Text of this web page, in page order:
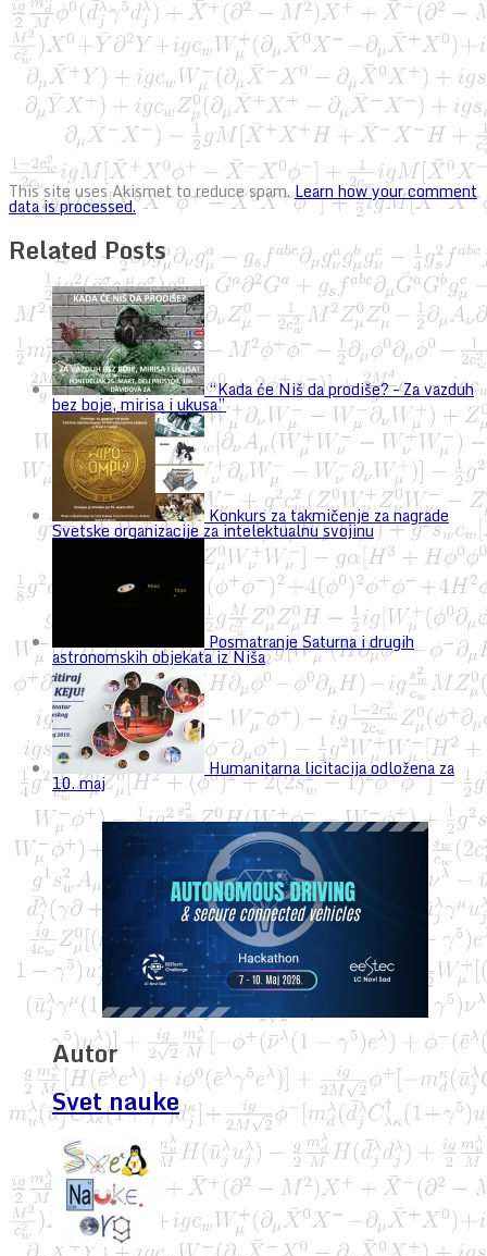
This site uses Akismet to reduce spam.Learn how your comment
data is processed.
Related Posts
“Kada će Niš da prodiše? – Za vazduh
bez boje, mirisa i ukusa”
Konkurs za takmičenje za nagrade
Svetske organizacije za intelektualnu svojinu
Posmatranje Saturna i drugih
astronomskih objekata iz Niša
Humanitarna licitacija odložena za
10. maj
Autor
Svet nauke